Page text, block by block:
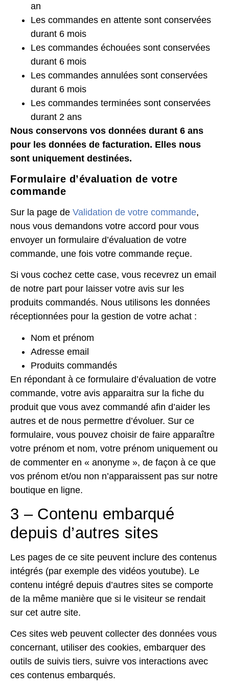
an
Les commandes en attente sont conservées
durant 6 mois
Les commandes échouées sont conservées
durant 6 mois
Les commandes annulées sont conservées
durant 6 mois
Les commandes terminées sont conservées
durant 2 ans
Nous conservons vos données durant 6 ans
pour les données de facturation. Elles nous
sont uniquement destinées.
Formulaire d’évaluation de votre
commande
Sur la page de Validation de votre commande,
nous vous demandons votre accord pour vous
envoyer un formulaire d’évaluation de votre
commande, une fois votre commande reçue.
Si vous cochez cette case, vous recevrez un email
de notre part pour laisser votre avis sur les
produits commandés. Nous utilisons les données
réceptionnées pour la gestion de votre achat :
Nom et prénom
Adresse email
Produits commandés
En répondant à ce formulaire d’évaluation de votre
commande, votre avis apparaitra sur la fiche du
produit que vous avez commandé afin d’aider les
autres et de nous permettre d’évoluer. Sur ce
formulaire, vous pouvez choisir de faire apparaître
votre prénom et nom, votre prénom uniquement ou
de commenter en « anonyme », de façon à ce que
vos prénom et/ou non n’apparaissent pas sur notre
boutique en ligne.
3 – Contenu embarqué
depuis d’autres sites
Les pages de ce site peuvent inclure des contenus
intégrés (par exemple des vidéos youtube). Le
contenu intégré depuis d’autres sites se comporte
de la même manière que si le visiteur se rendait
sur cet autre site.
Ces sites web peuvent collecter des données vous
concernant, utiliser des cookies, embarquer des
outils de suivis tiers, suivre vos interactions avec
ces contenus embarqués.